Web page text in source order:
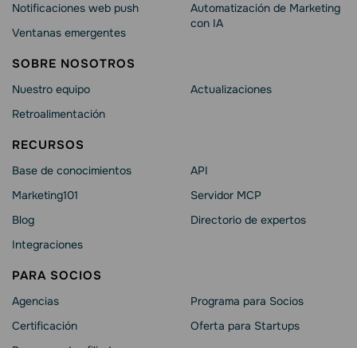
Notificaciones web push
Ventanas emergentes
Automatización de Marketing
con IA
SOBRE NOSOTROS
Nuestro equipo
Retroalimentación
Actualizaciones
RECURSOS
Base de conocimientos
Marketing101
Blog
Integraciones
API
Servidor MCP
Directorio de expertos
PARA SOCIOS
Agencias
Certificación
Programa para Socios
Oferta para Startups